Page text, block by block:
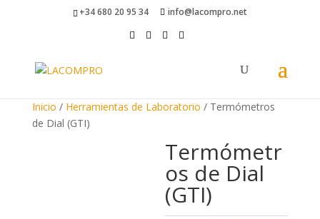
+34 680 20 95 34 info@lacompro.net
Inicio / Herramientas de Laboratorio / Termómetros
de Dial (GTI)
Termómetr
os de Dial
(GTI)